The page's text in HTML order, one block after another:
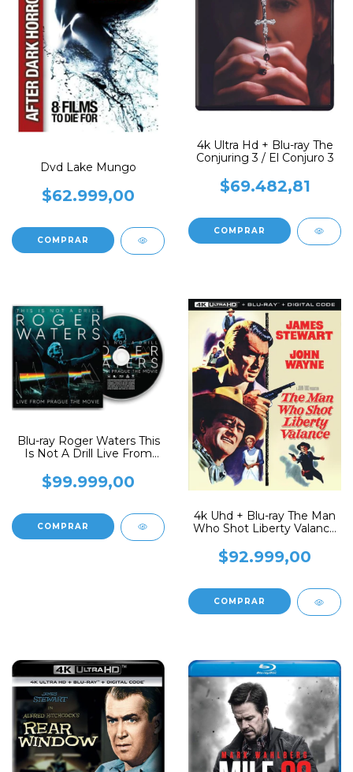
Dvd Lake Mungo
$62.999,00
4k Ultra Hd + Blu-ray The
Conjuring 3 / El Conjuro 3
$69.482,81
Blu-ray Roger Waters This
Is Not A Drill Live From
$99.999,00
4k Uhd + Blu-ray The Man
Who Shot Liberty Valance
$92.999,00